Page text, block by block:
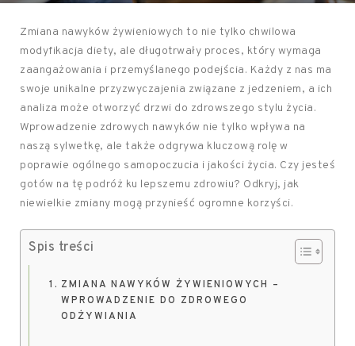
Zmiana nawyków żywieniowych to nie tylko chwilowa
modyfikacja diety, ale długotrwały proces, który wymaga
zaangażowania i przemyślanego podejścia. Każdy z nas ma
swoje unikalne przyzwyczajenia związane z jedzeniem, a ich
analiza może otworzyć drzwi do zdrowszego stylu życia.
Wprowadzenie zdrowych nawyków nie tylko wpływa na
naszą sylwetkę, ale także odgrywa kluczową rolę w
poprawie ogólnego samopoczucia i jakości życia. Czy jesteś
gotów na tę podróż ku lepszemu zdrowiu? Odkryj, jak
niewielkie zmiany mogą przynieść ogromne korzyści.
Spis treści
ZMIANA NAWYKÓW ŻYWIENIOWYCH –
WPROWADZENIE DO ZDROWEGO
ODŻYWIANIA